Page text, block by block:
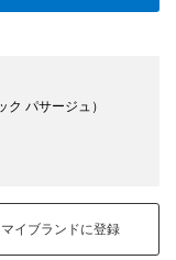
ク パサージュ）
マイブランドに登録